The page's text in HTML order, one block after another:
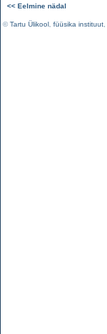
<< Eelmine nädal
©Tartu Ülikool füüsika instituut